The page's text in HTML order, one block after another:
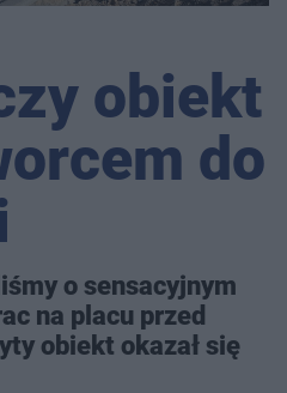
obiekt
do
o sensacyjnym
na placu przed
obiekt okazał się